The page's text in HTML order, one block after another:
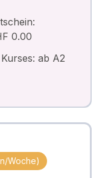
0.00
ab A2
Woche)